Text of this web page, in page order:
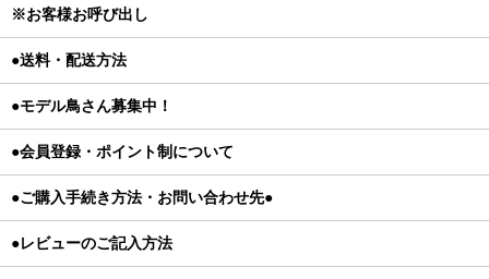
※お客様お呼び出し
●送料・配送方法
●モデル鳥さん募集中！
●会員登録・ポイント制について
●ご購入手続き方法・お問い合わせ先●
●レビューのご記入方法